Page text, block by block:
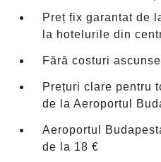
Preț fix garantat de
la hotelurile din
Fără costuri
Prețuri clare pentru
de la Aeroportul
Aeroportul
de la 18 €